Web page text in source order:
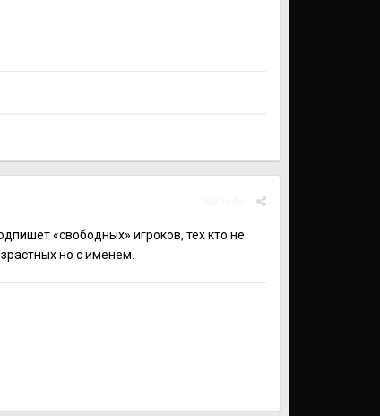
«свободных» игроков, тех кто не
но с именем.